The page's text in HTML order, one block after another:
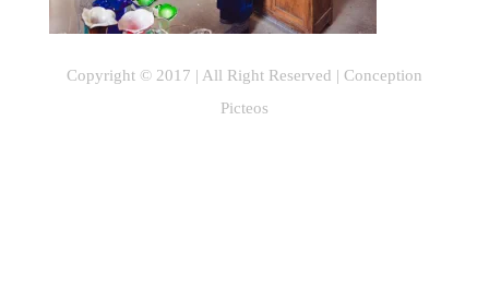
Copyright © 2017 | All Right Reserved | Conception
Picteos